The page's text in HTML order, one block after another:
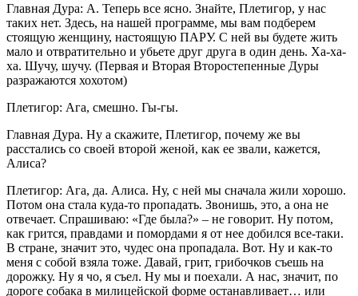
Главная Дура: А. Теперь все ясно. Знайте, Плетигор, у нас
таких нет. Здесь, на нашей программе, мы вам подберем
стоящую женщину, настоящую ПАРУ. С ней вы будете жить
мало и отвратительно и убьете друг друга в один день. Ха-ха-
ха. Шучу, шучу. (Первая и Вторая Второстепенные Дуры
разражаются хохотом)
Плетигор: Ага, смешно. Гы-гы.
Главная Дура. Ну а скажите, Плетигор, почему же вы
расстались со своей второй женой, как ее звали, кажется,
Алиса?
Плетигор: Ага, да. Алиса. Ну, с ней мы сначала жили хорошо.
Потом она стала куда-то пропадать. Звонишь, это, а она не
отвечает. Спрашиваю: «Где была?» – не говорит. Ну потом,
как грится, правдами и помордами я от нее добился все-таки.
В стране, значит это, чудес она пропадала. Вот. Ну и как-то
меня с собой взяла тоже. Давай, грит, грибочков съешь на
дорожку. Ну я чо, я съел. Ну мы и поехали. А нас, значит, по
дороге собака в милицейской форме останавливает… или